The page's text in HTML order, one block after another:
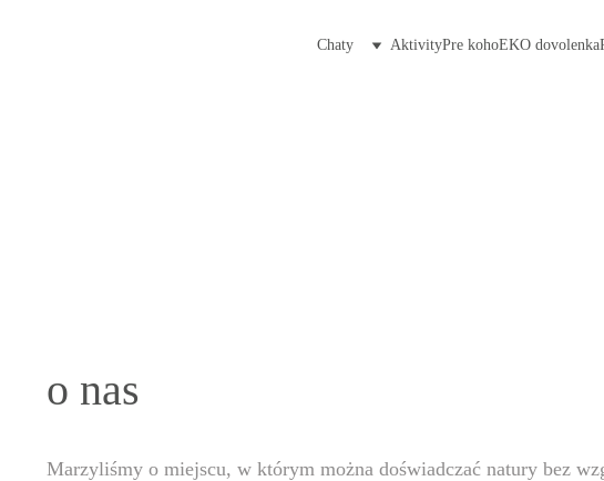
Chaty AktivityPre kohoEKO dovolenka
o nas
Marzyliśmy o miejscu, w którym można doświadczać natury bez